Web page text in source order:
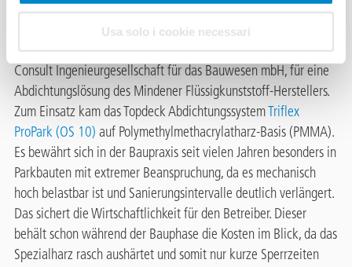
Usa solo i cookie necessari
bereits bei anderen Projekten gute Erfahrungen mit Produkten
von Triflex gemacht haben, entschieden sich der Bauherr, die
Stadtverwaltung Worms, und der Planer, die Darmstädter KuA-
Consult Ingenieurgesellschaft für das Bauwesen mbH, für eine
Abdichtungslösung des Mindener Flüssigkunststoff-Herstellers.
Zum Einsatz kam das Topdeck AbdichtungssystemTriflex
ProPark (OS 10) auf Polymethylmethacrylatharz-Basis (PMMA).
Es bewährt sich in der Baupraxis seit vielen Jahren besonders in
Parkbauten mit extremer Beanspruchung, da es mechanisch
hoch belastbar ist und Sanierungsintervalle deutlich verlängert.
Das sichert die Wirtschaftlichkeit für den Betreiber. Dieser
behält schon während der Bauphase die Kosten im Blick, da das
Spezialharz rasch aushärtet und somit nur kurze Sperrzeiten